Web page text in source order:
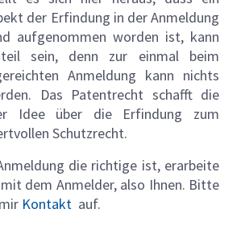
der Erfindung in der Anmeldung
aufgenommen worden ist, kann
sein, denn zur einmal beim
Anmeldung kann nichts
Das Patentrecht schafft die
Idee über die Erfindung zum
Schutzrecht.
die richtige ist, erarbeite
dem Anmelder, also Ihnen. Bitte
Kontakt auf.